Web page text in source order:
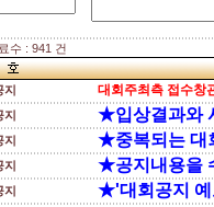
수 : 941 건
지 대회주최측 접수창
지 ★입상결과와
지 ★중복되는 대
지 ★공지내용을
지 ★'대회공지 예